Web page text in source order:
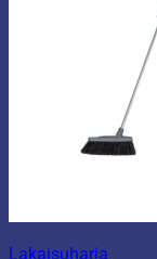
Lakaisuharja